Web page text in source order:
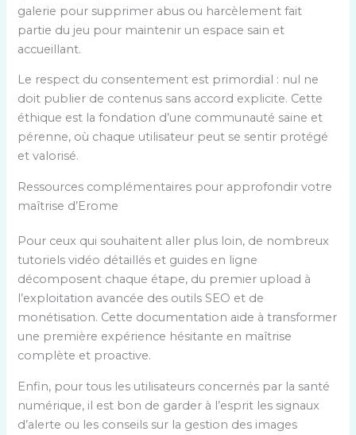
galerie pour supprimer abus ou harcèlement fait
partie du jeu pour maintenir un espace sain et
accueillant.
Le respect du consentement est primordial : nul ne
doit publier de contenus sans accord explicite. Cette
éthique est la fondation d’une communauté saine et
pérenne, où chaque utilisateur peut se sentir protégé
et valorisé.
Ressources complémentaires pour approfondir votre
maîtrise d’Erome
Pour ceux qui souhaitent aller plus loin, de nombreux
tutoriels vidéo détaillés et guides en ligne
décomposent chaque étape, du premier upload à
l’exploitation avancée des outils SEO et de
monétisation. Cette documentation aide à transformer
une première expérience hésitante en maîtrise
complète et proactive.
Enfin, pour tous les utilisateurs concernés par la santé
numérique, il est bon de garder à l’esprit les signaux
d’alerte ou les conseils sur la gestion des images